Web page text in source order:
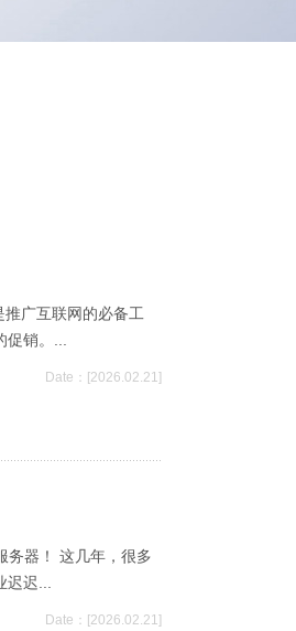
推广互联网的必备工
销。...
Date：[2026.02.21]
务器！ 这几年，很多
迟...
Date：[2026.02.21]